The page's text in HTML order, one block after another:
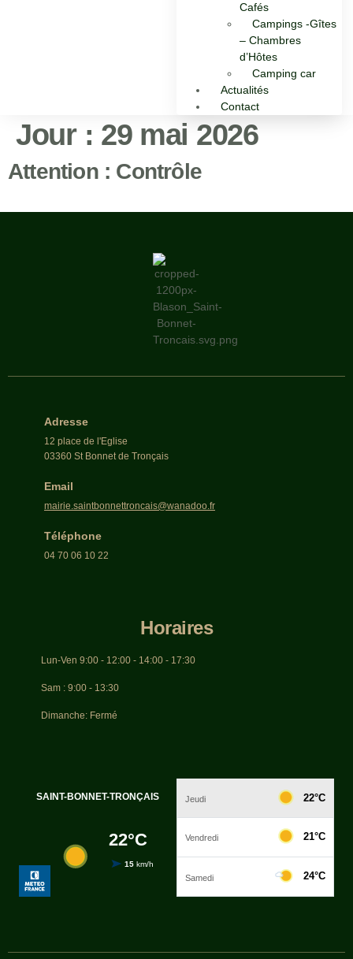
Cafés
Campings -Gîtes
– Chambres
d’Hôtes
Camping car
Actualités
Contact
Jour : 29 mai 2026
Attention : Contrôle
Adresse
12 place de l'Eglise
03360 St Bonnet de Tronçais
Email
mairie.saintbonnettroncais@wanadoo.fr
Téléphone
04 70 06 10 22
Horaires
Lun-Ven 9:00 - 12:00 - 14:00 - 17:30
Sam : 9:00 - 13:30
Dimanche: Fermé